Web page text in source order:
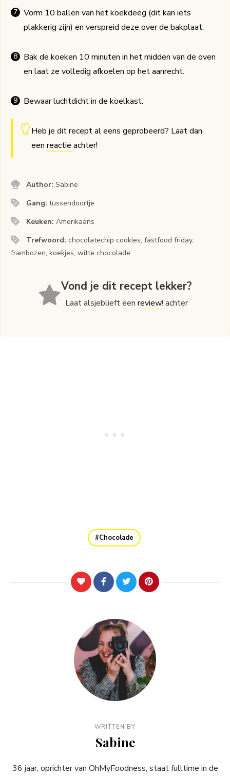
Vorm 10 ballen van het koekdeeg (dit kan iets
plakkerig zijn) en verspreid deze over de bakplaat.
Bak de koeken 10 minuten in het midden van de oven
en laat ze volledig afkoelen op het aanrecht.
Bewaar luchtdicht in de koelkast.
Heb je dit recept al eens geprobeerd? Laat dan
een reactie achter!
Author:Sabine
Gang:tussendoortje
Keuken:Amerikaans
Trefwoord: chocolatechip cookies, fastfood friday,
frambozen, koekjes, witte chocolade
Vond je dit recept lekker?
Laat alsjeblieft eenreview! achter
Chocolade
WRITTEN BY
Sabine
36 jaar, oprichter van OhMyFoodness, staat fulltime in de